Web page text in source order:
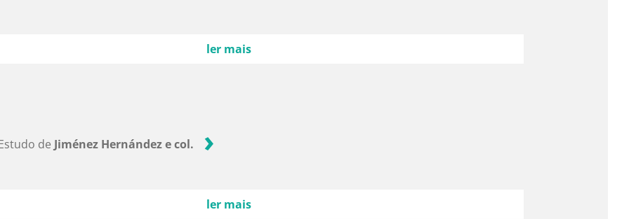
ler mais
de Jiménez Hernández e col.
ler mais